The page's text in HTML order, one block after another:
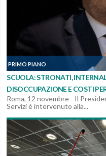
PRIMO PIANO
SCUOLA: STRONATI,
DISOCCUPAZIONE E COSTI
Roma, 12 novembre - Il
Servizi è intervenuto alla...